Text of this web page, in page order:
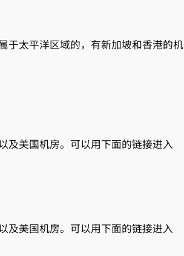
于太平洋区域的，有新加坡和香港的机
及美国机房。可以用下面的链接进入
及美国机房。可以用下面的链接进入